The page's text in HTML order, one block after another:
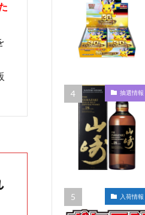
抽選情報
入荷情報